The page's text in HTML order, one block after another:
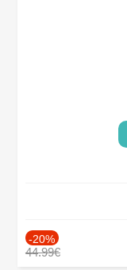
-20%
44.99€